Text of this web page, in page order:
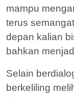
mampu
terus
depan kalian
bahkan
Selain
berkeliling